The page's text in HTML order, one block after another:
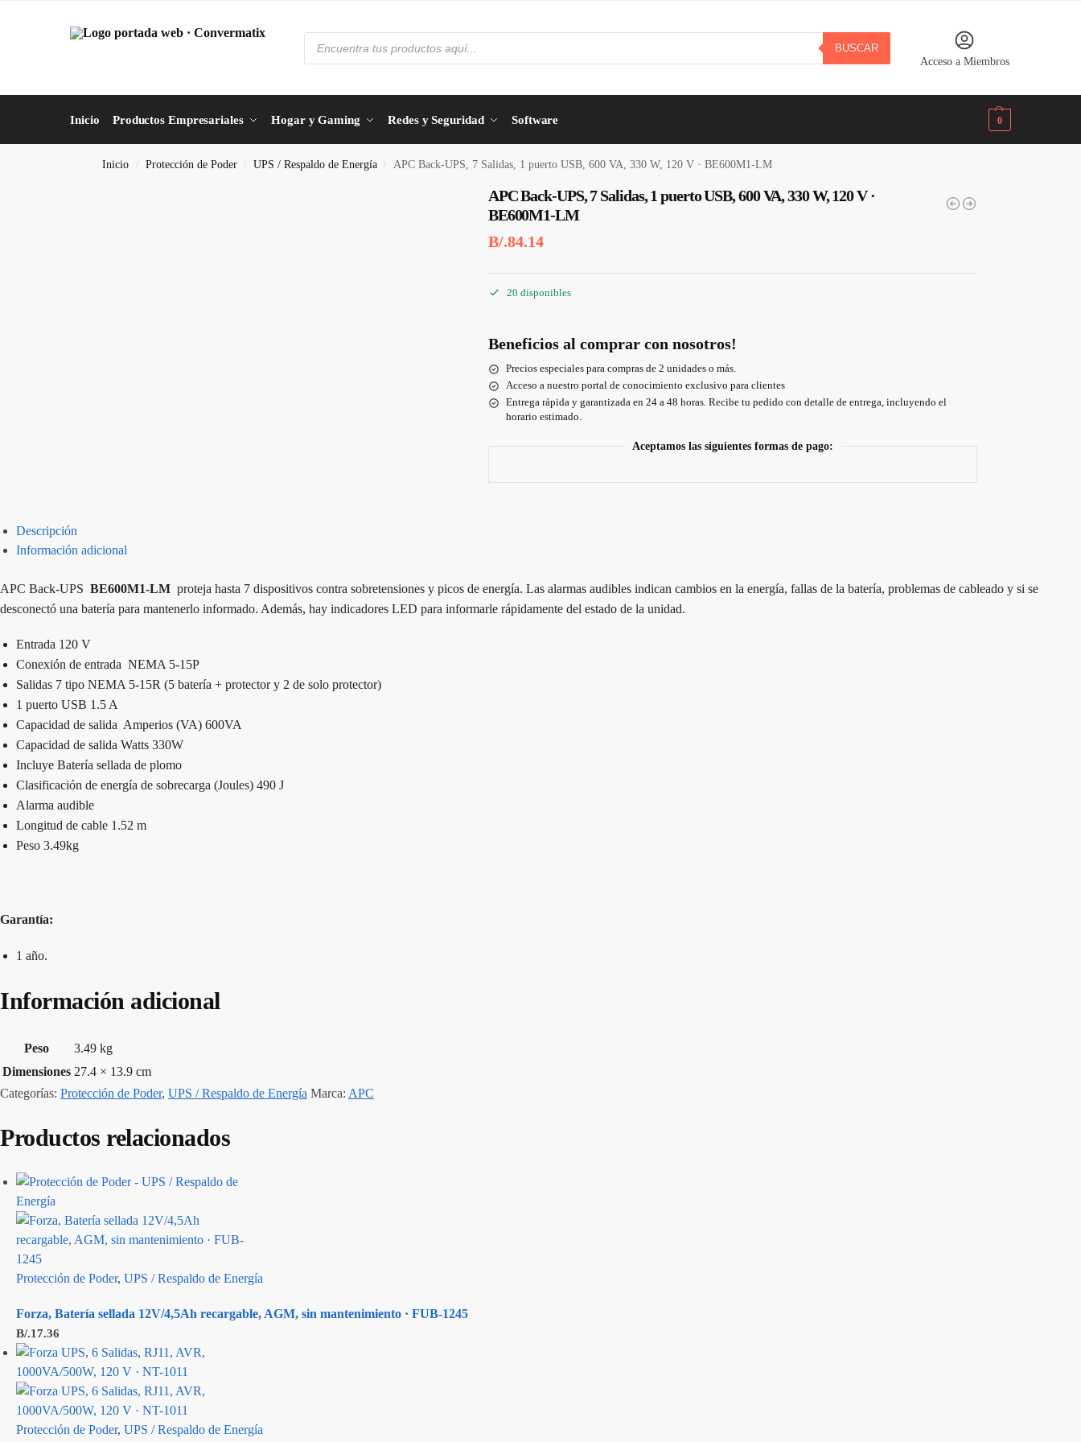
BUSCAR
Acceso a Miembros
Inicio Productos Empresariales Hogar y Gaming Redes y Seguridad Software 0
Inicio / Protección de Poder / UPS / Respaldo de Energía / APC Back-UPS, 7 Salidas, 1 puerto USB, 600 VA, 330 W, 120 V · BE600M1-LM
APC Back-UPS, 7 Salidas, 1 puerto USB, 600 VA, 330 W, 120 V ·
BE600M1-LM
B/.84.14
20 disponibles
Beneficios al comprar con nosotros!
Precios especiales para compras de 2 unidades o más.
Acceso a nuestro portal de conocimiento exclusivo para clientes
Entrega rápida y garantizada en 24 a 48 horas. Recibe tu pedido con detalle de entrega, incluyendo el
horario estimado.
Aceptamos las siguientes formas de pago:
Descripción
Información adicional
APC Back-UPS BE600M1-LM proteja hasta 7 dispositivos contra sobretensiones y picos de energía. Las alarmas audibles indican cambios en la energía, fallas de la batería, problemas de cableado y si se
desconectó una batería para mantenerlo informado. Además, hay indicadores LED para informarle rápidamente del estado de la unidad.
Entrada 120 V
Conexión de entrada NEMA 5-15P
Salidas 7 tipo NEMA 5-15R (5 batería + protector y 2 de solo protector)
1 puerto USB 1.5 A
Capacidad de salida Amperios (VA) 600VA
Capacidad de salida Watts 330W
Incluye Batería sellada de plomo
Clasificación de energía de sobrecarga (Joules) 490 J
Alarma audible
Longitud de cable 1.52 m
Peso 3.49kg
Garantía:
1 año.
Información adicional
Peso
3.49 kg
Dimensiones 27.4 × 13.9 cm
Categorías: Protección de Poder, UPS / Respaldo de Energía Marca: APC
Productos relacionados
Protección de Poder, UPS / Respaldo de Energía
Forza, Batería sellada 12V/4,5Ah recargable, AGM, sin mantenimiento · FUB-1245
B/.17.36
Protección de Poder, UPS / Respaldo de Energía